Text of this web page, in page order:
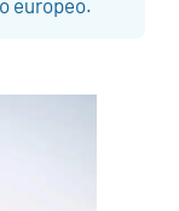
europeo.